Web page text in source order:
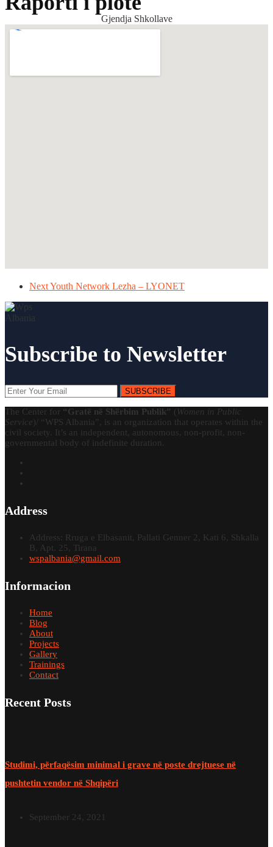
Gjendja Shkollave
NextYouth Network Lezha – LYONET
Subscribe to Newsletter
SUBSCRIBE
The Center for “Gratë në Shërbim Publik” ( Women in Public
Service )/ “WPS Albania”, is an organization that operates within the
civil society. It’s an independent, autonomous, non-profit, non-
governmental body of indefinite duration.
Address
Address: Rruga e Elbasanit, Pallati Genner 2, Kati 6, Shkalla
B, Apt. 25, Tirana
wspalbania@gmail.com
Informacion
Home
Blog
About
Projects
Gallery
Trainings
Contact
Recent Posts
Studimi, përfaqësim minimal i grave në poste drejtuese në
pushtetin vendor në Shqipëri
September 24, 2021